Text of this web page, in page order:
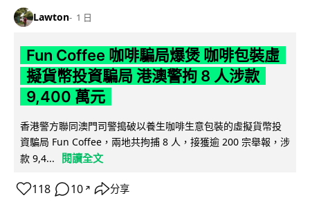
Lawton 1 日
Fun Coffee 咖啡騙局爆煲 咖啡包裝虛
擬貨幣投資騙局 港澳警拘 8 人涉款
9,400 萬元
香港警方聯同澳門司警搗破以養生咖啡生意包裝的虛擬貨幣投
資騙局 Fun Coffee，兩地共拘捕 8 人，接獲逾 200 宗舉報，涉
款 9,4...
閱讀全文
118 10 ↗ 分享